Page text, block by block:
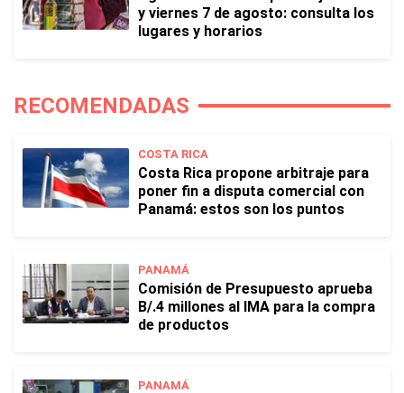
y viernes 7 de agosto: consulta los
lugares y horarios
RECOMENDADAS
COSTA RICA
Costa Rica propone arbitraje para
poner fin a disputa comercial con
Panamá: estos son los puntos
PANAMÁ
Comisión de Presupuesto aprueba
B/.4 millones al IMA para la compra
de productos
PANAMÁ